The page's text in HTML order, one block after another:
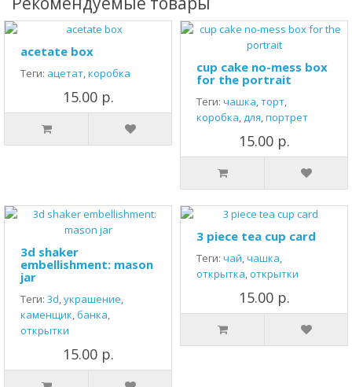
acetate box
Теги: ацетат,коробка
15.00 р.
cup cake no-mess box
for the portrait
Теги: чашка,торт,
коробка,для,портрет
15.00 р.
3d shaker
embellishment: mason
jar
Теги: 3d,украшение,
каменщик,банка,
открытки
15.00 р.
3 piece tea cup card
Теги: чай,чашка,
открытка,открытки
15.00 р.